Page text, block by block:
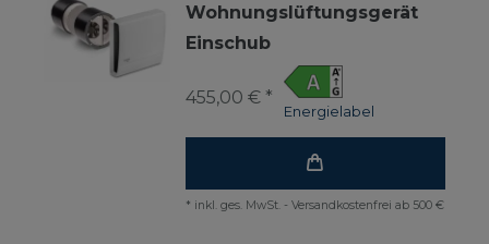
Wohnungslüftungsgerät
Einschub
Energielabel
455,00 € *
* inkl. ges. MwSt. - Versandkostenfrei ab 500 €